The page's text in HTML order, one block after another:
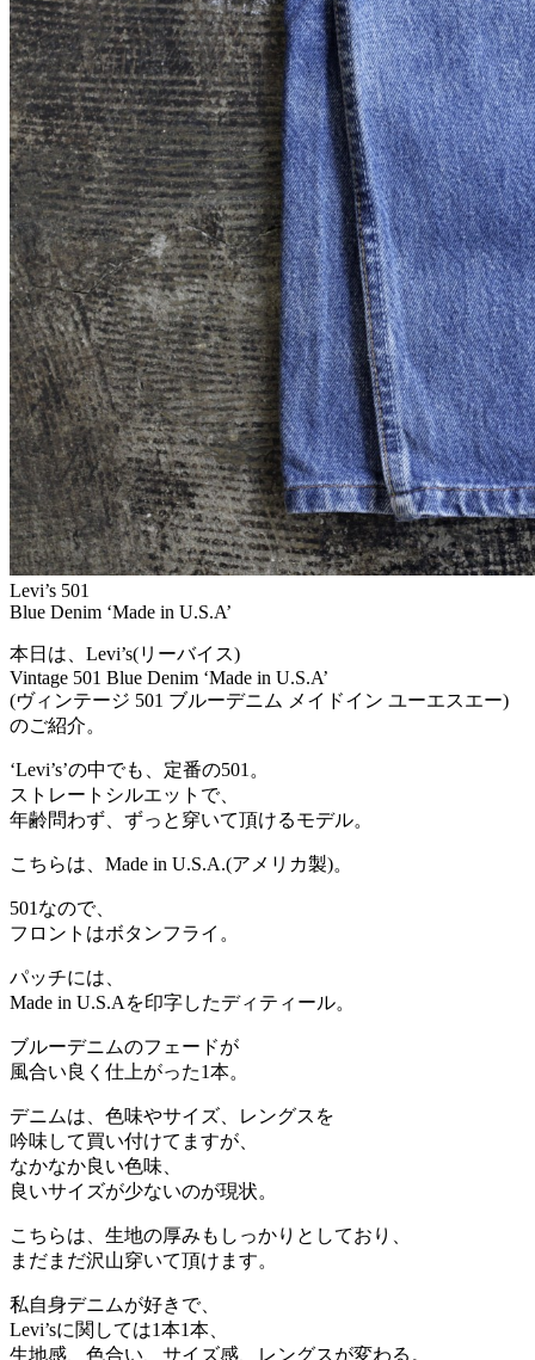
Levi’s 501
Blue Denim ‘Made in U.S.A’
本日は、Levi’s(リーバイス)
Vintage 501 Blue Denim ‘Made in U.S.A’
(ヴィンテージ 501 ブルーデニム メイドイン ユーエスエー)
のご紹介。
‘Levi’s’の中でも、定番の501。
ストレートシルエットで、
年齢問わず、ずっと穿いて頂けるモデル。
こちらは、Made in U.S.A.(アメリカ製)。
501なので、
フロントはボタンフライ。
パッチには、
Made in U.S.Aを印字したディティール。
ブルーデニムのフェードが
風合い良く仕上がった1本。
デニムは、色味やサイズ、レングスを
吟味して買い付けてますが、
なかなか良い色味、
良いサイズが少ないのが現状。
こちらは、生地の厚みもしっかりとしており、
まだまだ沢山穿いて頂けます。
私自身デニムが好きで、
Levi’sに関しては1本1本、
生地感、色合い、サイズ感、レングスが変わる。